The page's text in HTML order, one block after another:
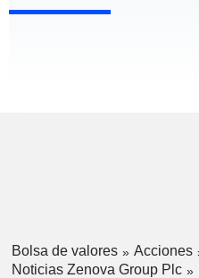
Bolsa de valores Acciones
Noticias Zenova Group Plc